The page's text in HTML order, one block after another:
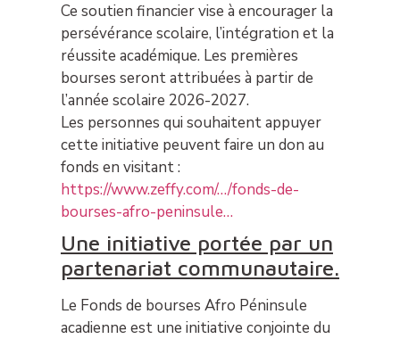
Ce soutien financier vise à encourager la
persévérance scolaire, l’intégration et la
réussite académique. Les premières
bourses seront attribuées à partir de
l’année scolaire 2026-2027.
Les personnes qui souhaitent appuyer
cette initiative peuvent faire un don au
fonds en visitant :
https://www.zeffy.com/…/fonds-de-
bourses-afro-peninsule…
Une initiative portée par un
partenariat communautaire.
Le Fonds de bourses Afro Péninsule
acadienne est une initiative conjointe du